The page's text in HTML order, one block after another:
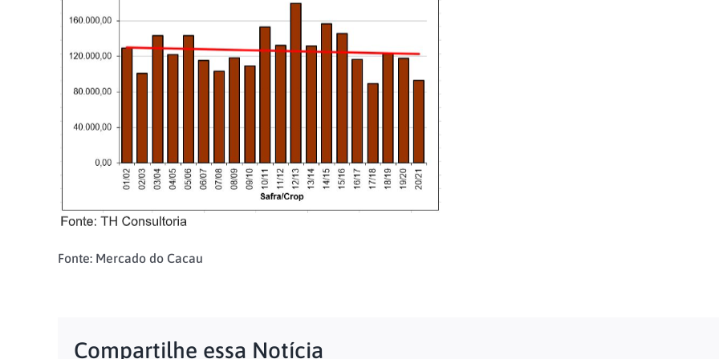
Fonte: Mercado do Cacau
Compartilhe essa Notícia